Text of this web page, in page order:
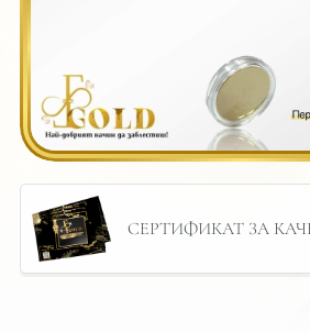
СЕРТИФИКАТ ЗА